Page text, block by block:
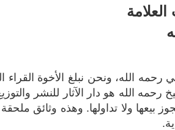
الله، ونحن نبلغ الأخوة القراء
الله هو دار الآثار للنشر
ولا تداولها. وهذه وثائق